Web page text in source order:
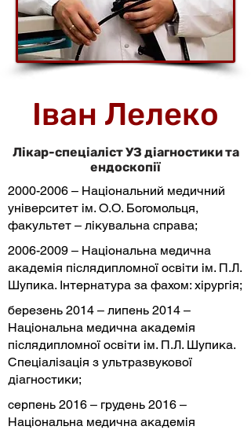
Іван Лелеко
Лікар-спеціаліст УЗ діагностики та
ендоскопії
2000-2006 – Національний медичний
університет ім. О.О. Богомольця,
факультет – лікувальна справа;
2006-2009 – Національна медична
академія післядипломної освіти ім. П.Л.
Шупика. Інтернатура за фахом: хірургія;
березень 2014 – липень 2014 –
Національна медична академія
післядипломної освіти ім. П.Л. Шупика.
Спеціалізація з ультразвукової
діагностики;
серпень 2016 – грудень 2016 –
Національна медична академія